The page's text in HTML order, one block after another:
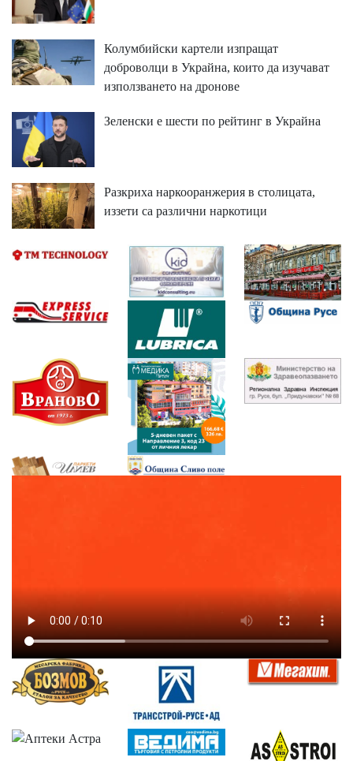
Колумбийски картели изпращат
доброволци в Украйна, които да изучават
използването на дронове
Зеленски е шести по рейтинг в Украйна
Разкриха наркооранжерия в столицата,
иззети са различни наркотици